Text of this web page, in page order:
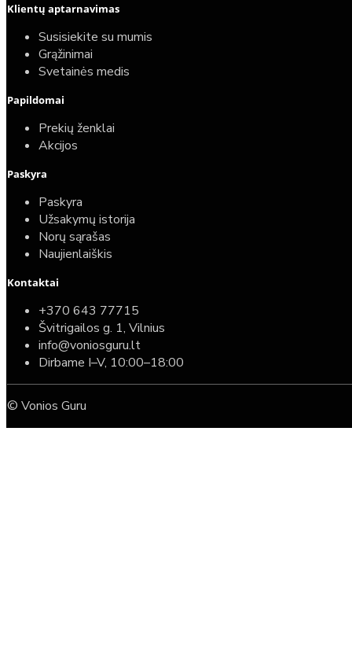
Klientų aptarnavimas
Susisiekite su mumis
Grąžinimai
Svetainės medis
Papildomai
Prekių ženklai
Akcijos
Paskyra
Paskyra
Užsakymų istorija
Norų sąrašas
Naujienlaiškis
Kontaktai
+370 643 77715
Švitrigailos g. 1, Vilnius
info@voniosguru.lt
Dirbame I–V, 10:00–18:00
© Vonios Guru